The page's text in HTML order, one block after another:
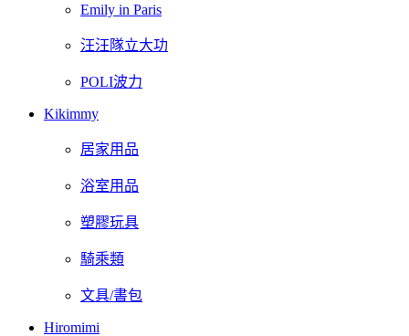
Emily in Paris
汪汪隊立大功
POLI波力
Kikimmy
居家用品
浴室用品
塑膠玩具
騎乘類
文具/書包
Hiromimi